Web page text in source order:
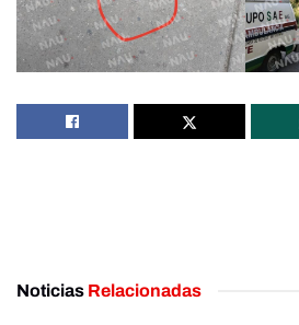
Noticias Relacionadas